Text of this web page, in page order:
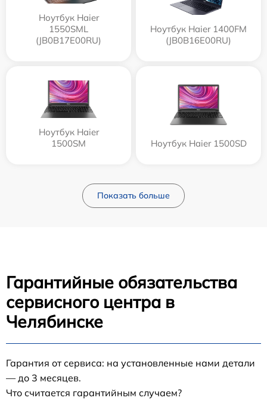
Ноутбук Haier
1550SML
(JB0B17E00RU)
Ноутбук Haier 1400FM
(JB0B16E00RU)
Ноутбук Haier
1500SM
Ноутбук Haier 1500SD
Показать больше
Гарантийные обязательства
сервисного центра в
Челябинске
Гарантия от сервиса: на установленные нами детали
— до 3 месяцев.
Что считается гарантийным случаем?